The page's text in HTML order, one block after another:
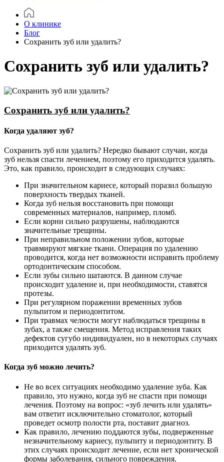
О клинике
Блог
Сохранить зуб или удалить?
Сохранить зуб или удалить?
Сохранить зуб или удалить?
Когда удаляют зуб?
Сохранить зуб или удалить? Нередко бывают случаи, когда
зуб нельзя спасти лечением, поэтому его приходится удалять.
Это, как правило, происходит в следующих случаях:
При значительном кариесе, который поразил большую
поверхность твердых тканей.
Когда зуб нельзя восстановить при помощи
современных материалов, например, пломб.
Если корни сильно разрушены, наблюдаются
значительные трещины.
При неправильном положении зубов, которые
травмируют мягкие ткани. Операция по удалению
проводится, когда нет возможности исправить проблему
ортодонтическим способом.
Если зубы сильно шатаются. В данном случае
происходит удаление и, при необходимости, ставятся
протезы.
При регулярном поражении временных зубов
пульпитом и периодонтитом.
При травмах челюсти могут наблюдаться трещины в
зубах, а также смещения. Метод исправления таких
дефектов сугубо индивидуален, но в некоторых случаях
приходится удалять зуб.
Когда зуб можно лечить?
Не во всех ситуациях необходимо удаление зуба. Как
правило, это нужно, когда зуб не спасти при помощи
лечения. Поэтому на вопрос: «зуб лечить или удалять»
вам ответит исключительно стоматолог, который
проведет осмотр полости рта, поставит диагноз.
Как правило, лечению поддаются зубы, подверженные
незначительному кариесу, пульпиту и периодонтиту. В
этих случаях происходит лечение, если нет хронической
формы заболевания, сильного повреждения.